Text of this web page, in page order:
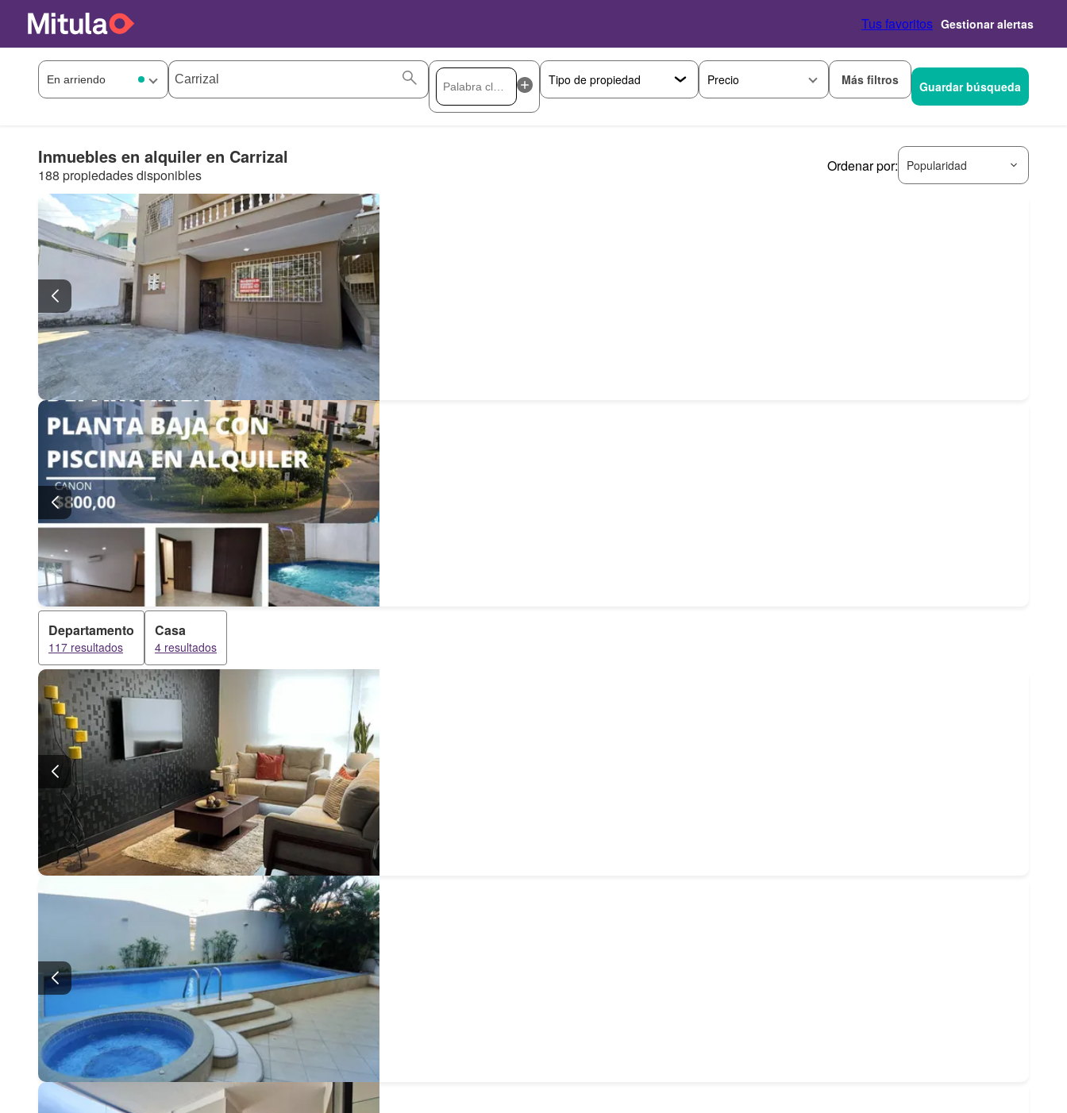
Tus favoritos Gestionar alertas
Precio Más filtros Guardar búsqueda
Inmuebles en alquiler en Carrizal
188 propiedades disponibles
Ordenar por: Popularidad
Departamento
117 resultados
Casa
4 resultados